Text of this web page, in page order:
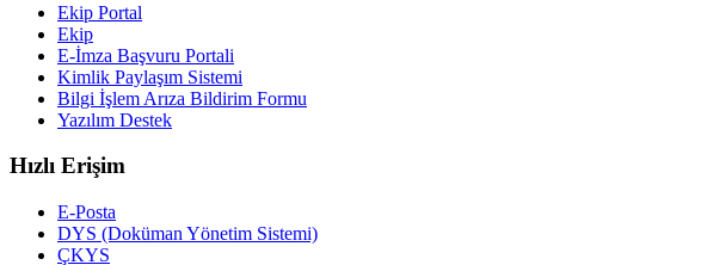
Ekip Portal
Ekip
E-İmza Başvuru Portali
Kimlik Paylaşım Sistemi
Bilgi İşlem Arıza Bildirim Formu
Yazılım Destek
Hızlı Erişim
E-Posta
DYS (Doküman Yönetim Sistemi)
ÇKYS